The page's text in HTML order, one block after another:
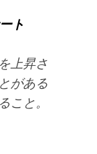
ト
上昇さ
がある
こと。